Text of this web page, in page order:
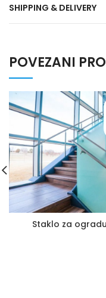
SHIPPING & DELIVERY
POVEZANI
Staklo za ogradu